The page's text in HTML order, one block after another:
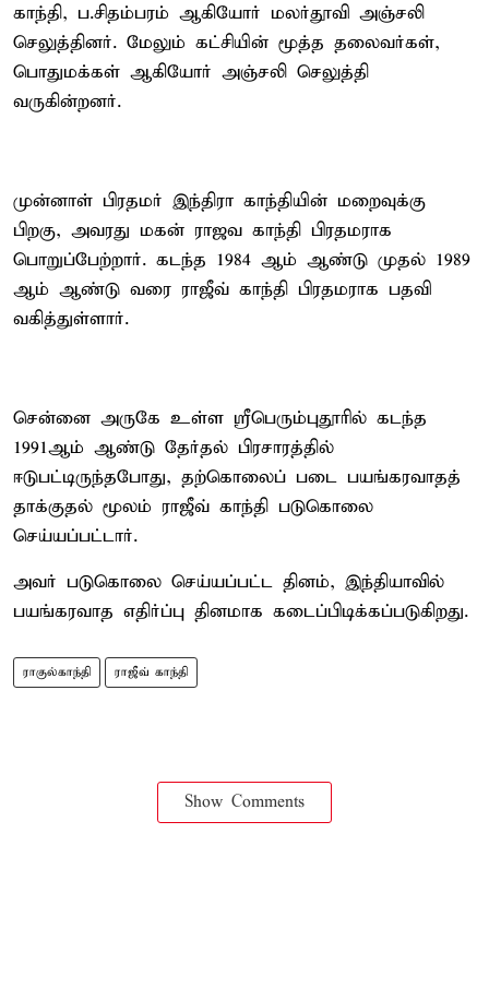
காந்தி, ப.சிதம்பரம் ஆகியோர் மலர்தூவி அஞ்சலி
செலுத்தினர். மேலும் கட்சியின் மூத்த தலைவர்கள்,
பொதுமக்கள் ஆகியோர் அஞ்சலி செலுத்தி
வருகின்றனர்.
முன்னாள் பிரதமர் இந்திரா காந்தியின் மறைவுக்கு
பிறகு, அவரது மகன் ராஜவ காந்தி பிரதமராக
பொறுப்பேற்றார். கடந்த 1984 ஆம் ஆண்டு முதல் 1989
ஆம் ஆண்டு வரை ராஜீவ் காந்தி பிரதமராக பதவி
வகித்துள்ளார்.
சென்னை அருகே உள்ள ஸ்ரீபெரும்புதூரில் கடந்த
1991ஆம் ஆண்டு தேர்தல் பிரசாரத்தில்
ஈடுபட்டிருந்தபோது, தற்கொலைப் படை பயங்கரவாதத்
தாக்குதல் மூலம் ராஜீவ் காந்தி படுகொலை
செய்யப்பட்டார்.
அவர் படுகொலை செய்யப்பட்ட தினம், இந்தியாவில்
பயங்கரவாத எதிர்ப்பு தினமாக கடைப்பிடிக்கப்படுகிறது.
ராகுல்காந்தி ராஜீவ் காந்தி
Show Comments